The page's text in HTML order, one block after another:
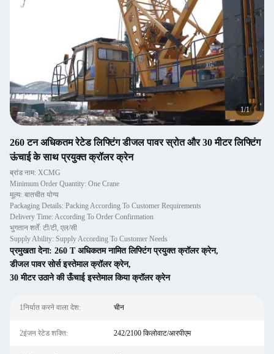
1/1
260 टन अधिकतम रेटेड लिफ्टिंग डीजल पावर स्रोत और 30 मीटर लिफ्टिंग
ऊंचाई के साथ प्रयुक्त क्रॉलर क्रेन
ब्रांड नाम: XCMG
Minimum Order Quantity: One Crane
मूल्य: बातचीत योग्य
Packaging Details: Packing According To Customer Requirements
Delivery Time: According To Order Confirmation
भुगतान शर्तें: टी/टी, एल/सी
Supply Ability: Supply According To Customer Needs
प्रमुखता देना: 260 T अधिकतम नामित लिफ्टिंग प्रयुक्त क्रॉलर क्रेन,
डीजल पावर सोर्स इस्तेमाल क्रॉलर क्रेन,
30 मीटर उठाने की ऊँचाई इस्तेमाल किया क्रॉलर क्रेन
1निर्यात करने वाला देश: चीन
2इंजन रेटेड शक्ति: 242/2100 किलोवाट/आरपीएम